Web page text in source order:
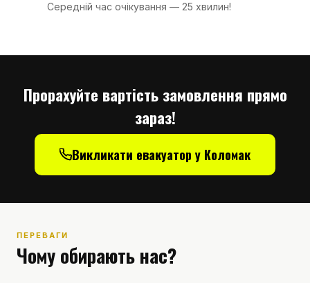
Середній час очікування — 25 хвилин!
Прорахуйте вартість замовлення прямо
зараз!
Викликати евакуатор у Коломак
ПЕРЕВАГИ
Чому обирають нас?